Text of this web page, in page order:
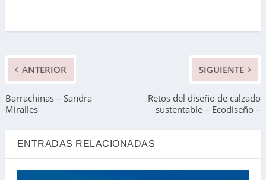
ANTERIOR
Barrachinas – Sandra
Miralles
SIGUIENTE
Retos del diseño de calzado
sustentable – Ecodiseño –
ENTRADAS RELACIONADAS